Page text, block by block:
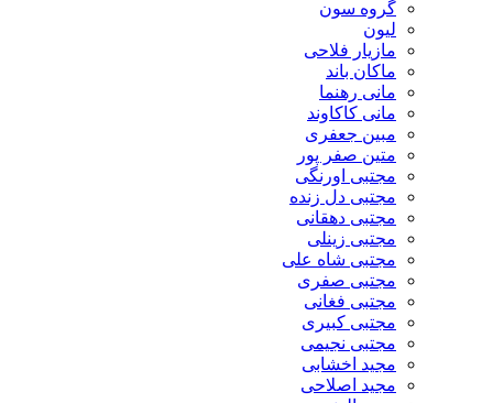
گروه سون
لیون
مازیار فلاحی
ماکان باند
مانی رهنما
مانی کاکاوند
مبین جعفری
متین صفر پور
مجتبی اورنگی
مجتبی دل زنده
مجتبی دهقانی
مجتبی زینلی
مجتبی شاه علی
مجتبی صفری
مجتبی فغانی
مجتبی کبیری
مجتبی نجیمی
مجید اخشابی
مجید اصلاحی